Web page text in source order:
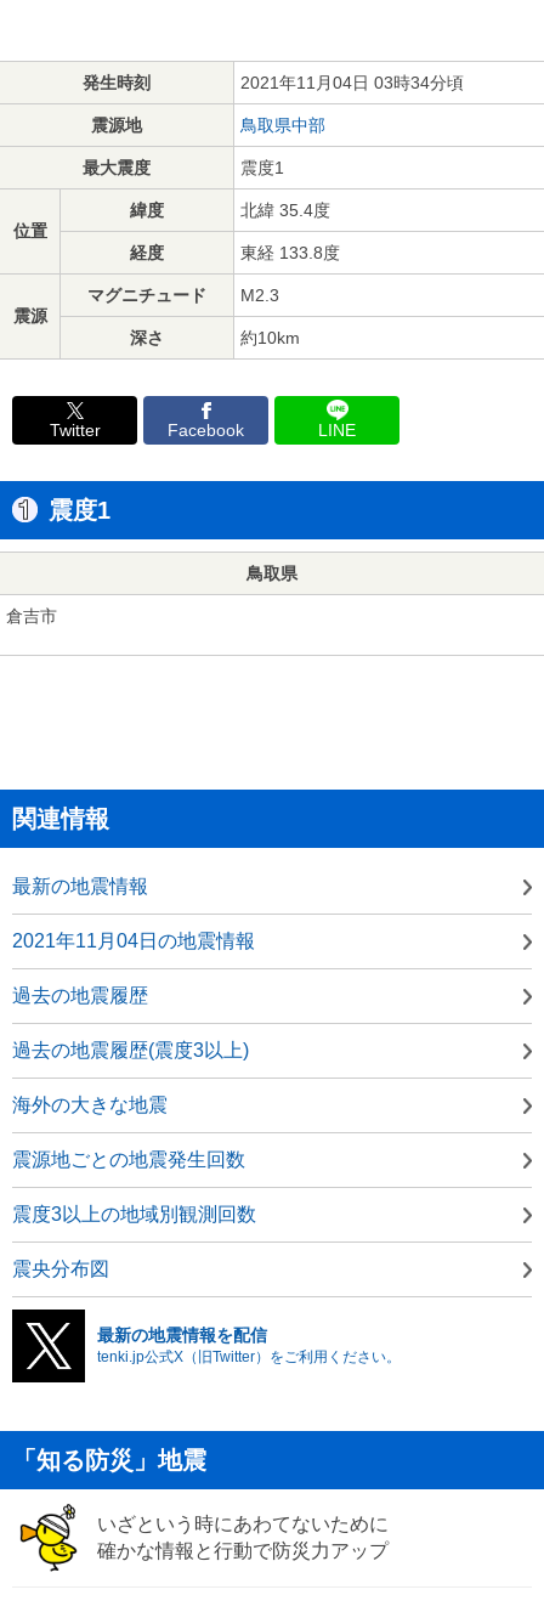
発生時刻 2021年11月04日 03時34分頃
震源地 鳥取県中部
最大震度 震度1
位置
緯度 北緯 35.4度
経度 東経 133.8度
震源
マグニチュード M2.3
深さ 約10km
Twitter Facebook LINE
震度1
鳥取県
倉吉市
関連情報
最新の地震情報
2021年11月04日の地震情報
過去の地震履歴
過去の地震履歴(震度3以上)
海外の大きな地震
震源地ごとの地震発生回数
震度3以上の地域別観測回数
震央分布図
最新の地震情報を配信
tenki.jp公式X（旧Twitter）をご利用ください。
「知る防災」地震
いざという時にあわてないために
確かな情報と行動で防災力アップ